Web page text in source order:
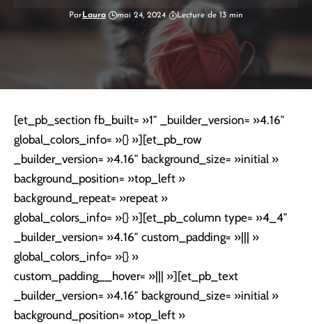
Par Laura mai 24, 2024 Lecture de 13 min
[et_pb_section fb_built= »1″ _builder_version= »4.16″
global_colors_info= »{} »][et_pb_row
_builder_version= »4.16″ background_size= »initial »
background_position= »top_left »
background_repeat= »repeat »
global_colors_info= »{} »][et_pb_column type= »4_4″
_builder_version= »4.16″ custom_padding= »||| »
global_colors_info= »{} »
custom_padding__hover= »||| »][et_pb_text
_builder_version= »4.16″ background_size= »initial »
background_position= »top_left »